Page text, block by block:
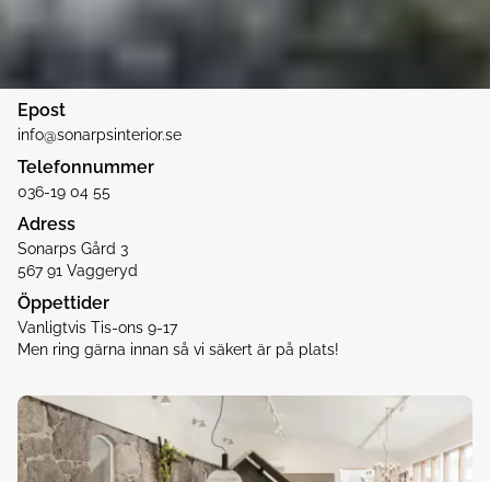
Epost
info@sonarpsinterior.se
Telefonnummer
036-19 04 55
Adress
Sonarps Gård 3
567 91 Vaggeryd
Öppettider
Vanligtvis Tis-ons 9-17
Men ring gärna innan så vi säkert är på plats!